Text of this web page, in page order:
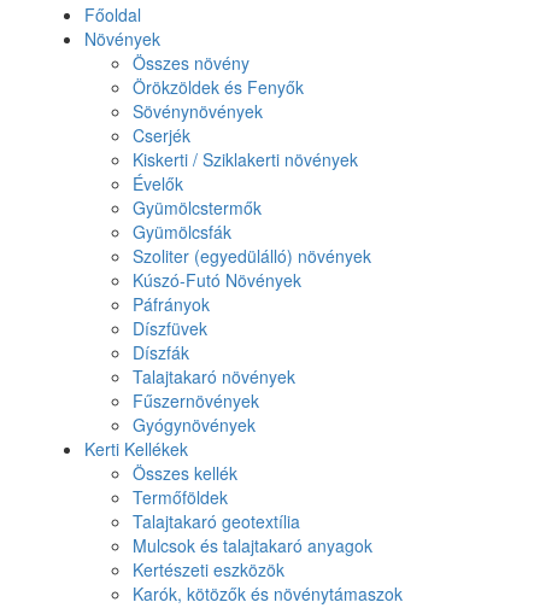
Főoldal
Növények
Összes növény
Örökzöldek és Fenyők
Sövénynövények
Cserjék
Kiskerti / Sziklakerti növények
Évelők
Gyümölcstermők
Gyümölcsfák
Szoliter (egyedülálló) növények
Kúszó-Futó Növények
Páfrányok
Díszfüvek
Díszfák
Talajtakaró növények
Fűszernövények
Gyógynövények
Kerti Kellékek
Összes kellék
Termőföldek
Talajtakaró geotextília
Mulcsok és talajtakaró anyagok
Kertészeti eszközök
Karók, kötözők és növénytámaszok